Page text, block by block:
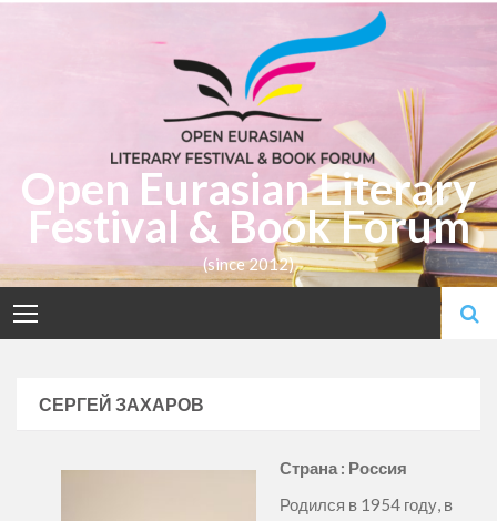
Open Eurasian Literary
Festival & Book Forum
(since 2012)
СЕРГЕЙ ЗАХАРОВ
Страна : Россия
Родился в 1954 году, в